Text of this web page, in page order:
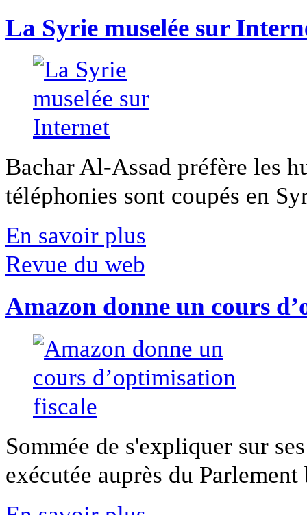
La Syrie muselée sur
Bachar Al-Assad préfère les
téléphonies sont coupés en
En savoir plus
Revue du web
Amazon donne un cours
Sommée de s'expliquer sur
exécutée auprès du